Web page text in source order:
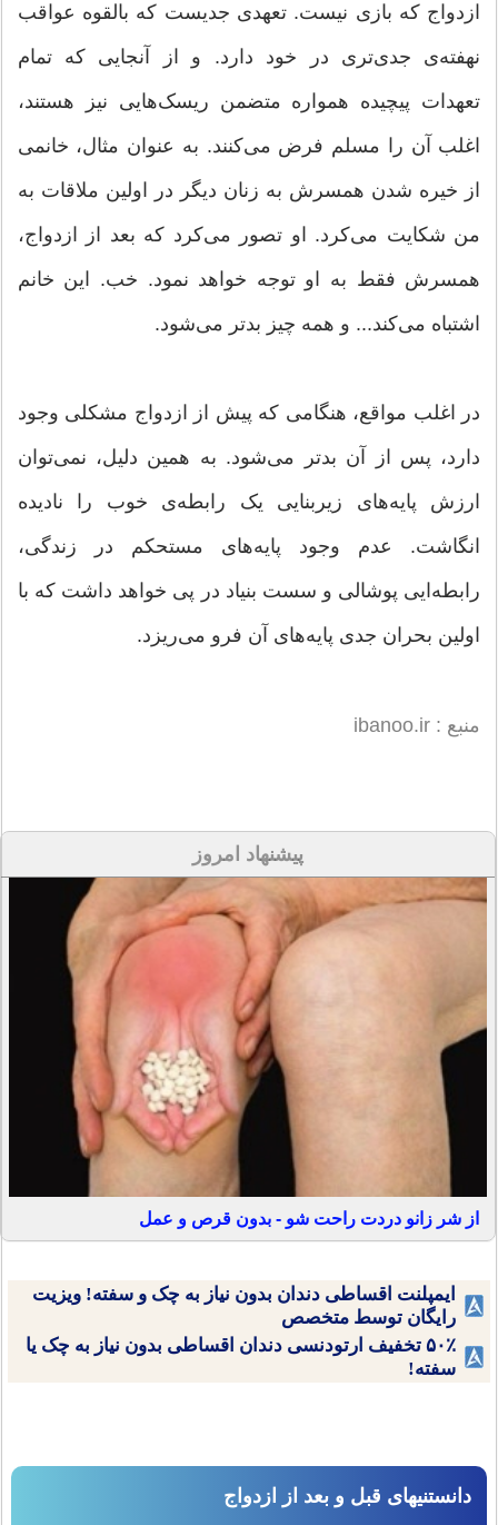
ازدواج که بازی نیست. تعهدی جدیست که بالقوه عواقب
نهفته‌ی جدی‌تری در خود دارد. و از آنجایی که تمام
تعهدات پیچیده همواره متضمن ریسک‌هایی نیز هستند،
اغلب آن را مسلم فرض می‌کنند. به عنوان مثال، خانمی
از خیره شدن همسرش به زنان دیگر در اولین ملاقات به
من شکایت می‌کرد. او تصور می‌کرد که بعد از ازدواج،
همسرش فقط به او توجه خواهد نمود. خب. این خانم
اشتباه می‌کند... و همه چیز بدتر می‌شود. ‌
در اغلب مواقع، هنگامی که پیش از ازدواج مشکلی وجود
دارد، پس از آن بدتر می‌شود. به همین دلیل، نمی‌توان
ارزش پایه‌های زیربنایی یک رابطه‌ی خوب را نادیده
انگاشت. عدم وجود پایه‌های مستحکم در زندگی،
رابطه‌‌‌ایی پوشالی و سست بنیاد در پی خواهد داشت که با
اولین بحران جدی پایه‌های آن فرو می‌ریزد.
منبع : ibanoo.ir
پیشنهاد امروز
از شر زانو دردت راحت شو - بدون قرص و عمل
ایمپلنت اقساطی دندان بدون نیاز به چک و سفته! ویزیت
رایگان توسط متخصص
۵۰٪ تخفیف ارتودنسی دندان اقساطی بدون نیاز به چک یا
سفته!
دانستنیهای قبل و بعد از ازدواج